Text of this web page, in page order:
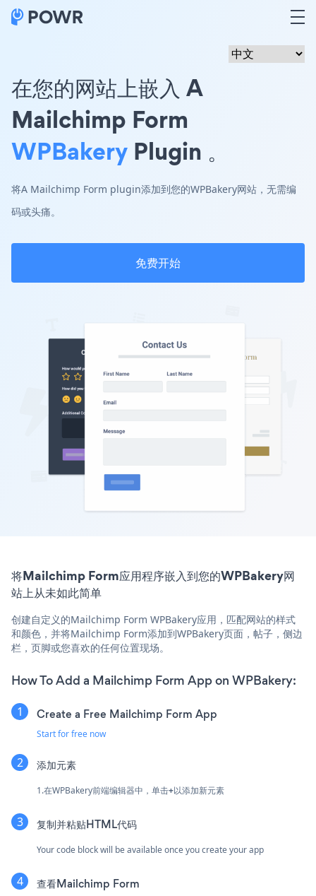
在您的网站上嵌入 A
Mailchimp Form
WPBakery Plugin 。
将A Mailchimp Form plugin添加到您的WPBakery网站，无需编
码或头痛。
免费开始
将Mailchimp Form应用程序嵌入到您的WPBakery网
站上从未如此简单
创建自定义的Mailchimp Form WPBakery应用，匹配网站的样式
和颜色，并将Mailchimp Form添加到WPBakery页面，帖子，侧边
栏，页脚或您喜欢的任何位置现场。
How To Add a Mailchimp Form App on WPBakery:
Create a Free Mailchimp Form App
Start for free now
添加元素
1.在WPBakery前端编辑器中，单击+以添加新元素
复制并粘贴HTML代码
Your code block will be available once you create your app
查看Mailchimp Form